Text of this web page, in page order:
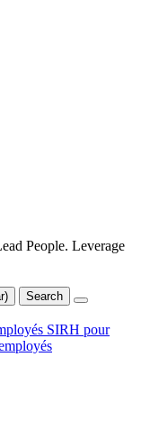
People. Leverage
Search
SIRH pour